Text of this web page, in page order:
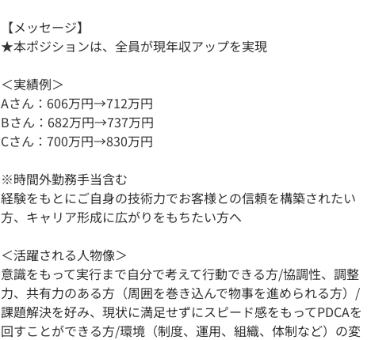
【メッセージ】
★本ポジションは、全員が現年収アップを実現
＜実績例＞
Aさん：606万円→712万円
Bさん：682万円→737万円
Cさん：700万円→830万円
※時間外勤務手当含む
経験をもとにご自身の技術力でお客様との信頼を構築されたい
方、キャリア形成に広がりをもちたい方へ
＜活躍される人物像＞
意識をもって実行まで自分で考えて行動できる方/協調性、調整
力、共有力のある方（周囲を巻き込んで物事を進められる方）/
課題解決を好み、現状に満足せずにスピード感をもってPDCAを
回すことができる方/環境（制度、運用、組織、体制など）の変